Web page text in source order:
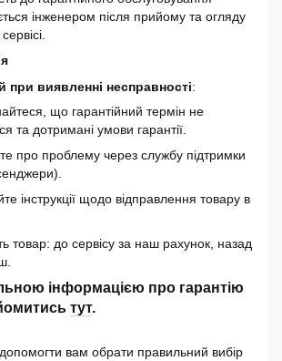
інженером після прийому та огляду
при виявленні несправності:
що гарантійний термін не
та дотримані умови гарантії.
про проблему через службу підтримки
інструкції щодо відправлення товару в
товар: до сервісу за наш рахунок, назад
інформацією про гарантію
тут.
вам обрати правильний вибір